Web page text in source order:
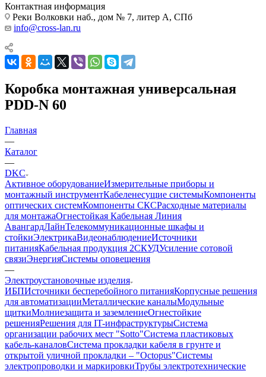
Контактная информация
Реки Волковки наб., дом № 7, литер А, СПб
info@cross-lan.ru
Коробка монтажная универсальная
PDD-N 60
Главная
—
Каталог
—
DKC
Активное оборудованиеИзмерительные приборы и
монтажный инструментКабеленесущие системыКомпоненты
оптических системКомпоненты СКСРасходные материалы
для монтажаОгнестойкая Кабельная Линия
АвангардЛайнТелекоммуникационные шкафы и
стойкиЭлектрикаВидеонаблюдениеИсточники
питанияКабельная продукция 2СКУДУсиление сотовой
связиЭнергияСистемы оповещения
—
Электроустановочные изделия
ИБПИсточники бесперебойного питанияКорпусные решения
для автоматизацииМеталлические каналыМодульные
щиткиМолниезащита и заземлениеОгнестойкие
решенияРешения для IT-инфраструктурыСистема
организации рабочих мест "Sotto"Система пластиковых
кабель-каналовСистема прокладки кабеля в грунте и
открытой уличной прокладки – "Octopus"Системы
электропроводки и маркировкиТрубы электротехнические